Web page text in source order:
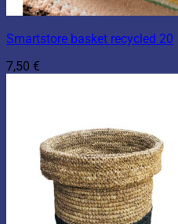
Smartstore basket recycled 20
7,50 €